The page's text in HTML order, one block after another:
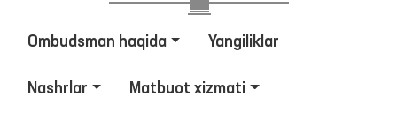
Ombudsman haqida Yangiliklar
Nashrlar Matbuot xizmati